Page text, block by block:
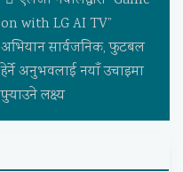
on with LG AI TV”
अभियान सार्वजनिक, फुटबल
हेर्ने अनुभवलाई नयाँ उचाइमा
पुर्‍याउने लक्ष्य